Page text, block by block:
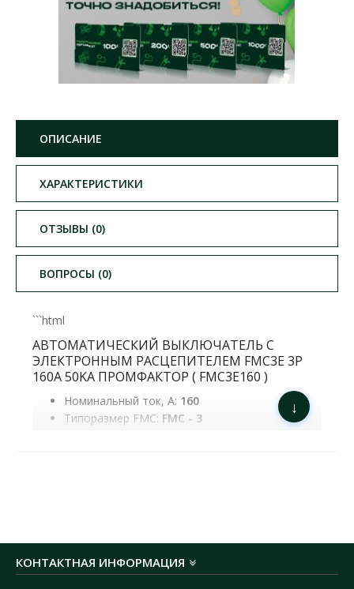
ОПИСАНИЕ
ХАРАКТЕРИСТИКИ
ОТЗЫВЫ (0)
ВОПРОСЫ (0)
```html
АВТОМАТИЧЕСКИЙ ВЫКЛЮЧАТЕЛЬ С
ЭЛЕКТРОННЫМ РАСЦЕПИТЕЛЕМ FMC3E 3P
160A 50KA ПРОМФАКТОР ( FMC3E160 )
Номинальный ток, А: 160
Типоразмер FMC: FMC - 3
Вес продукта, kg:1.9
Объем, м3:107.00
Ширина, см:166.00
↓
КОНТАКТНАЯ ИНФОРМАЦИЯ